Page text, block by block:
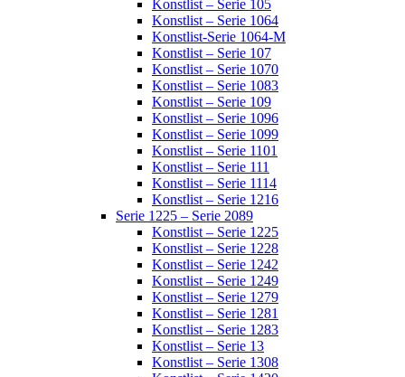
Konstlist – Serie 105
Konstlist – Serie 1064
Konstlist-Serie 1064-M
Konstlist – Serie 107
Konstlist – Serie 1070
Konstlist – Serie 1083
Konstlist – Serie 109
Konstlist – Serie 1096
Konstlist – Serie 1099
Konstlist – Serie 1101
Konstlist – Serie 111
Konstlist – Serie 1114
Konstlist – Serie 1216
Serie 1225 – Serie 2089
Konstlist – Serie 1225
Konstlist – Serie 1228
Konstlist – Serie 1242
Konstlist – Serie 1249
Konstlist – Serie 1279
Konstlist – Serie 1281
Konstlist – Serie 1283
Konstlist – Serie 13
Konstlist – Serie 1308